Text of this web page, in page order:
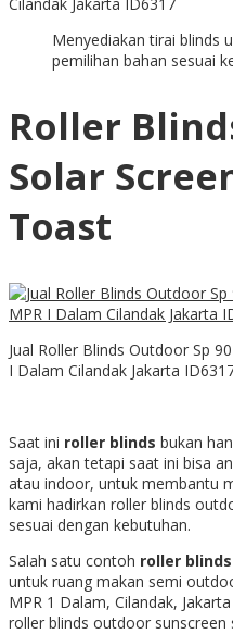
Menyediakan tirai blinds
pemilihan bahan sesuai
Roller
Solar
Toast
Jual Roller Blinds Outdoor Sp
I Dalam Cilandak Jakarta
Saat ini roller blinds bukan
saja, akan tetapi saat ini bisa
atau indoor, untuk membantu
kami hadirkan roller blinds
sesuai dengan kebutuhan.
Salah satu contoh roller
untuk ruang makan semi
MPR 1 Dalam, Cilandak,
roller blinds outdoor sunscreen